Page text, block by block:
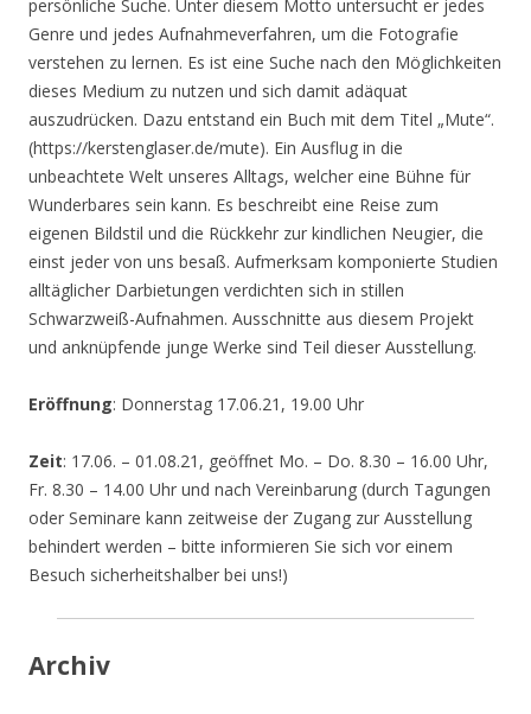
persönliche Suche. Unter diesem Motto untersucht er jedes
Genre und jedes Aufnahmeverfahren, um die Fotografie
verstehen zu lernen. Es ist eine Suche nach den Möglichkeiten
dieses Medium zu nutzen und sich damit adäquat
auszudrücken. Dazu entstand ein Buch mit dem Titel „Mute“.
(https://kerstenglaser.de/mute). Ein Ausflug in die
unbeachtete Welt unseres Alltags, welcher eine Bühne für
Wunderbares sein kann. Es beschreibt eine Reise zum
eigenen Bildstil und die Rückkehr zur kindlichen Neugier, die
einst jeder von uns besaß. Aufmerksam komponierte Studien
alltäglicher Darbietungen verdichten sich in stillen
Schwarzweiß-Aufnahmen. Ausschnitte aus diesem Projekt
und anknüpfende junge Werke sind Teil dieser Ausstellung.
Eröffnung: Donnerstag 17.06.21, 19.00 Uhr
Zeit: 17.06. – 01.08.21, geöffnet Mo. – Do. 8.30 – 16.00 Uhr,
Fr. 8.30 – 14.00 Uhr und nach Vereinbarung (durch Tagungen
oder Seminare kann zeitweise der Zugang zur Ausstellung
behindert werden – bitte informieren Sie sich vor einem
Besuch sicherheitshalber bei uns!)
Archiv